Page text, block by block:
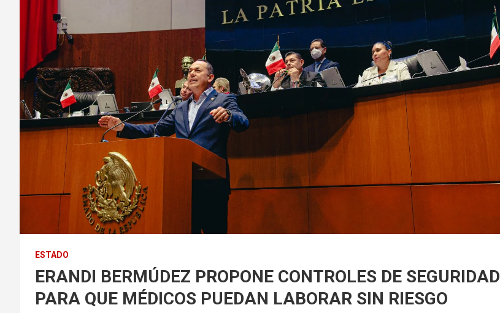
ESTADO
ERANDI BERMÚDEZ PROPONE CONTROLES DE SEGURIDAD
PARA QUE MÉDICOS PUEDAN LABORAR SIN RIESGO